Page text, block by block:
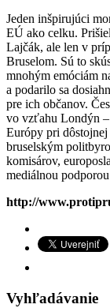
Jeden inšpirujúci
EÚ ako celku.
Lajčák, ale len v
Bruselom. Sú to
mnohým emóciám
a podarilo sa
pre ich občanov.
vo vzťahu Londýn
Európy pri dôstojnej
bruselským
komisárov,
mediálnou
http://
Vyhľadávanie